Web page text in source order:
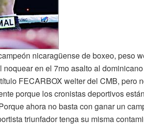
nicaragüense de boxeo, peso
en el 7mo asalto al
FECARBOX welter del CMB, pero
porque los cronistas deportivos
ahora no basta con ganar un
triunfador tenga su misma